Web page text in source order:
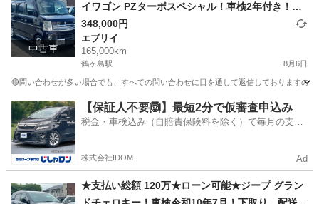
中古車
イワゴン PZターボスペシャル！車検2年付き！下
取り、配送可能！
348,000円
エブリイ
165,000km
鶴ヶ島駅 8月6日
🔴問い合わせが多い場合でも、すべての問い合わせに目を通して返信しております
埼玉 川越市 鶴ヶ島駅 エブリイ 車両
【保証人不要🙆】最短2分で仮審査申込み
税金・車検込み（自賠責保険料を除く）で毎月の支払
株式会社IDOM Ad
★支払い総額 120万★ローン可能★ジープ グラン